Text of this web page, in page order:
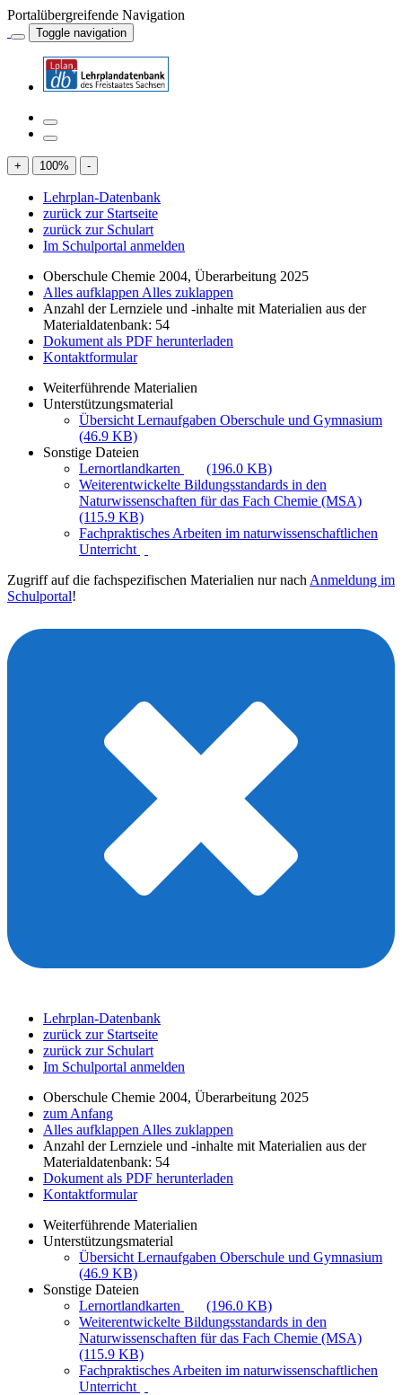
Portalübergreifende Navigation
Toggle navigation
+ 100% -
Lehrplan-Datenbank
zurück zur Startseite
zurück zur Schulart
Im Schulportal anmelden
Oberschule Chemie 2004, Überarbeitung 2025
Alles aufklappen Alles zuklappen
Anzahl der Lernziele und -inhalte mit Materialien aus der
Materialdatenbank: 54
Dokument als PDF herunterladen
Kontaktformular
Weiterführende Materialien
Unterstützungsmaterial
Übersicht Lernaufgaben Oberschule und Gymnasium
(46.9 KB)
Sonstige Dateien
Lernortlandkarten
(196.0 KB)
Weiterentwickelte Bildungsstandards in den
Naturwissenschaften für das Fach Chemie (MSA)
(115.9 KB)
Fachpraktisches Arbeiten im naturwissenschaftlichen
Unterricht
Zugriff auf die fachspezifischen Materialien nur nach Anmeldung im
Schulportal!
Lehrplan-Datenbank
zurück zur Startseite
zurück zur Schulart
Im Schulportal anmelden
Oberschule Chemie 2004, Überarbeitung 2025
zum Anfang
Alles aufklappen Alles zuklappen
Anzahl der Lernziele und -inhalte mit Materialien aus der
Materialdatenbank: 54
Dokument als PDF herunterladen
Kontaktformular
Weiterführende Materialien
Unterstützungsmaterial
Übersicht Lernaufgaben Oberschule und Gymnasium
(46.9 KB)
Sonstige Dateien
Lernortlandkarten
(196.0 KB)
Weiterentwickelte Bildungsstandards in den
Naturwissenschaften für das Fach Chemie (MSA)
(115.9 KB)
Fachpraktisches Arbeiten im naturwissenschaftlichen
Unterricht